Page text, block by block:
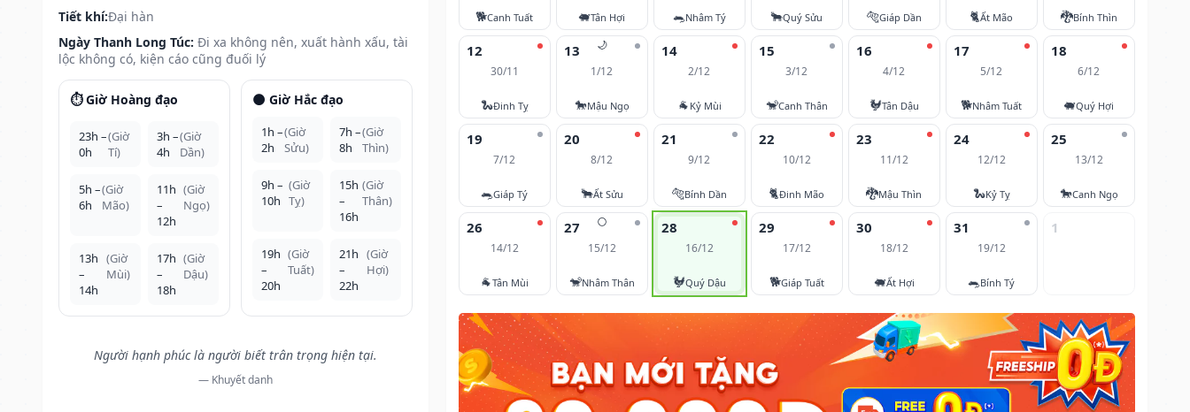
Tiết khí:Đại hàn
Ngày Thanh Long Túc: Đi xa không nên, xuất hành xấu, tài
lộc không có, kiện cáo cũng đuối lý
⏱️ Giờ Hoàng đạo
23h –
0h
(Giờ
Tí)
3h –
4h
(Giờ
Dần)
5h –
6h
(Giờ
Mão)
11h
–
12h
(Giờ
Ngọ)
13h
–
14h
(Giờ
Mùi)
17h
–
18h
(Giờ
Dậu)
🌑 Giờ Hắc đạo
1h –
2h
(Giờ
Sửu)
7h –
8h
(Giờ
Thìn)
9h –
10h
(Giờ
Tỵ)
15h
–
16h
(Giờ
Thân)
19h
–
20h
(Giờ
Tuất)
21h
–
22h
(Giờ
Hợi)
Người hạnh phúc là người biết trân trọng hiện tại.
— Khuyết danh
🐕Canh Tuất 🐖Tân Hợi 🐀Nhâm Tý 🐂Quý Sửu 🐅Giáp Dần 🐈Ất Mão 🐉Bính Thìn
12
30/11
🐍Đinh Tỵ
🌙
13
1/12
🐎Mậu Ngọ
14
2/12
🐐 Kỷ Mùi
15
3/12
🐒Canh Thân
16
4/12
🐓Tân Dậu
17
5/12
🐕Nhâm Tuất
18
6/12
🐖Quý Hợi
19
7/12
🐀Giáp Tý
20
8/12
🐂Ất Sửu
21
9/12
🐅Bính Dần
22
10/12
🐈Đinh Mão
23
11/12
🐉Mậu Thìn
24
12/12
🐍Kỷ Tỵ
25
13/12
🐎Canh Ngọ
26
14/12
🐐Tân Mùi
🌕
27
15/12
🐒Nhâm Thân
28
16/12
🐓Quý Dậu
29
17/12
🐕Giáp Tuất
30
18/12
🐖Ất Hợi
31
19/12
🐀Bính Tý
1